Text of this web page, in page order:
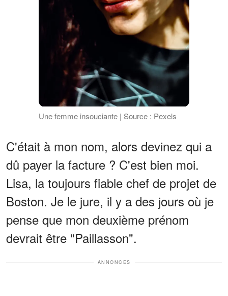
Une femme insouciante | Source : Pexels
C'était à mon nom, alors devinez qui a
dû payer la facture ? C'est bien moi.
Lisa, la toujours fiable chef de projet de
Boston. Je le jure, il y a des jours où je
pense que mon deuxième prénom
devrait être "Paillasson".
ANNONCES